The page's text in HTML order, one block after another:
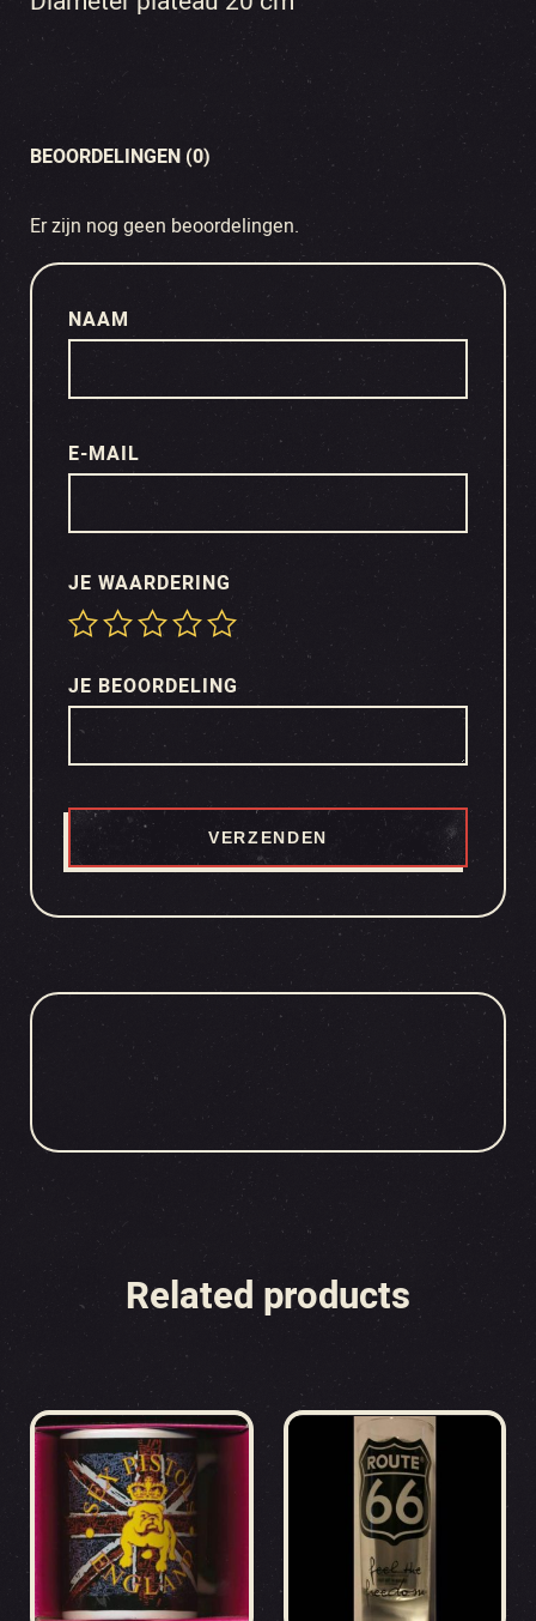
BEOORDELINGEN (0)
Er zijn nog geen beoordelingen.
JE WAARDERING
JE BEOORDELING
NAAM
E-MAIL
Related products